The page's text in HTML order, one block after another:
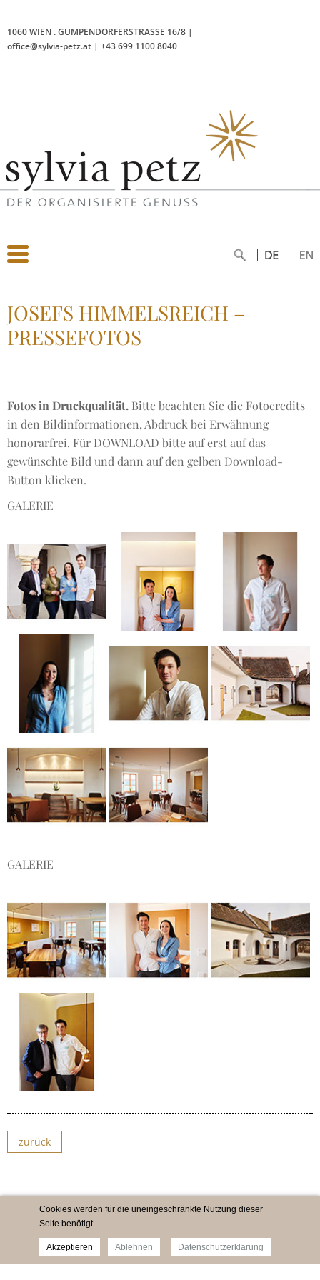
1060 WIEN .GUMPENDORFERSTRASSE 16/8 |
office@sylvia-petz.at | +43 699 1100 8040
JOSEFS HIMMELSREICH –
PRESSEFOTOS
Fotos in Druckqualität. Bitte beachten Sie die Fotocredits
in den Bildinformationen, Abdruck bei Erwähnung
honorarfrei. Für DOWNLOAD bitte auf erst auf das
gewünschte Bild und dann auf den gelben Download-
Button klicken.
GALERIE
GALERIE
zurück
Impressum Newsletter Datenschutz
Cookies werden für die uneingeschränkte Nutzung dieser
Seite benötigt.
Akzeptieren Ablehnen Datenschutzerklärung